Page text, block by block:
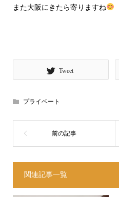
また大阪にきたら寄りますね
Tweet
プライベート
関連記事一覧